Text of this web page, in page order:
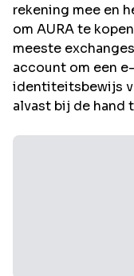
rekening mee en
om AURAte
meeste
account om een
identiteitsbewijs
alvast bij de hand